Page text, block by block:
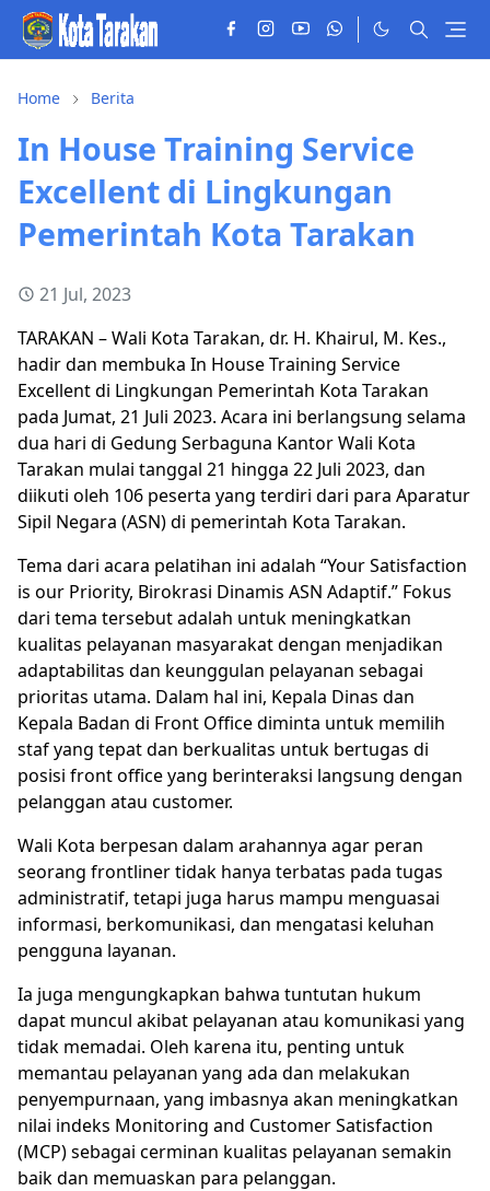
Home Berita
In House Training Service
Excellent di Lingkungan
Pemerintah Kota Tarakan
21 Jul, 2023
TARAKAN – Wali Kota Tarakan, dr. H. Khairul, M. Kes.,
hadir dan membuka In House Training Service
Excellent di Lingkungan Pemerintah Kota Tarakan
pada Jumat, 21 Juli 2023. Acara ini berlangsung selama
dua hari di Gedung Serbaguna Kantor Wali Kota
Tarakan mulai tanggal 21 hingga 22 Juli 2023, dan
diikuti oleh 106 peserta yang terdiri dari para Aparatur
Sipil Negara (ASN) di pemerintah Kota Tarakan.
Tema dari acara pelatihan ini adalah “Your Satisfaction
is our Priority, Birokrasi Dinamis ASN Adaptif.” Fokus
dari tema tersebut adalah untuk meningkatkan
kualitas pelayanan masyarakat dengan menjadikan
adaptabilitas dan keunggulan pelayanan sebagai
prioritas utama. Dalam hal ini, Kepala Dinas dan
Kepala Badan di Front Office diminta untuk memilih
staf yang tepat dan berkualitas untuk bertugas di
posisi front office yang berinteraksi langsung dengan
pelanggan atau customer.
Wali Kota berpesan dalam arahannya agar peran
seorang frontliner tidak hanya terbatas pada tugas
administratif, tetapi juga harus mampu menguasai
informasi, berkomunikasi, dan mengatasi keluhan
pengguna layanan.
Ia juga mengungkapkan bahwa tuntutan hukum
dapat muncul akibat pelayanan atau komunikasi yang
tidak memadai. Oleh karena itu, penting untuk
memantau pelayanan yang ada dan melakukan
penyempurnaan, yang imbasnya akan meningkatkan
nilai indeks Monitoring and Customer Satisfaction
(MCP) sebagai cerminan kualitas pelayanan semakin
baik dan memuaskan para pelanggan.